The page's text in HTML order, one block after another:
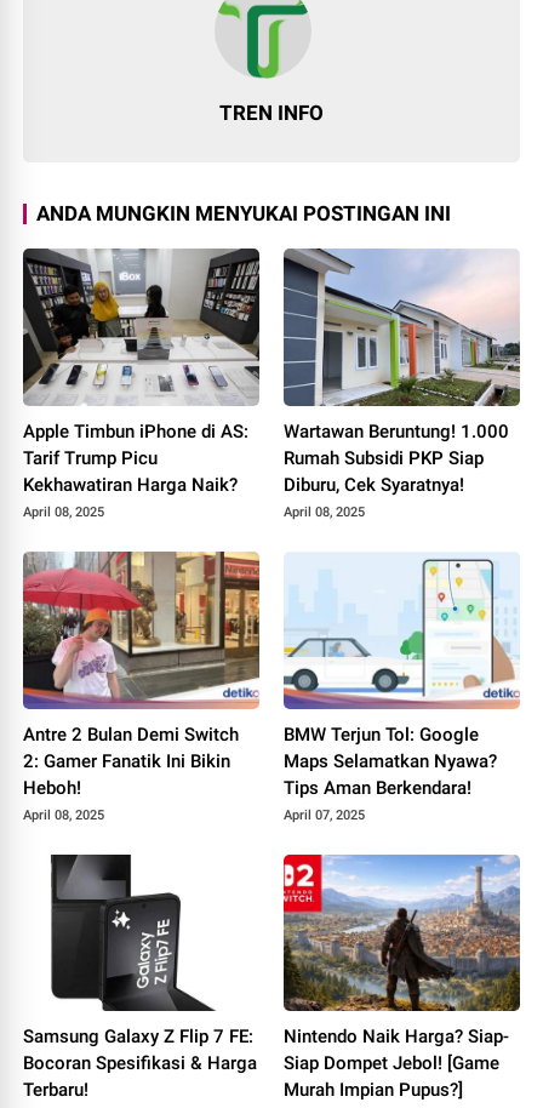
TREN INFO
ANDA MUNGKIN MENYUKAI POSTINGAN INI
Apple Timbun iPhone di AS:
Tarif Trump Picu
Kekhawatiran Harga Naik?
April 08, 2025
Wartawan Beruntung! 1.000
Rumah Subsidi PKP Siap
Diburu, Cek Syaratnya!
April 08, 2025
Antre 2 Bulan Demi Switch
2: Gamer Fanatik Ini Bikin
Heboh!
April 08, 2025
BMW Terjun Tol: Google
Maps Selamatkan Nyawa?
Tips Aman Berkendara!
April 07, 2025
Samsung Galaxy Z Flip 7 FE:
Bocoran Spesifikasi & Harga
Terbaru!
Nintendo Naik Harga? Siap-
Siap Dompet Jebol! [Game
Murah Impian Pupus?]